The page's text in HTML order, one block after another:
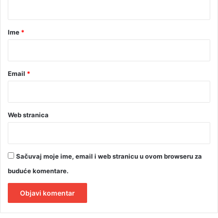
e
o
d
a
rIme *
Email *
Web stranica
Sačuvaj moje ime, email i web stranicu u ovom browseru za
buduće komentare.